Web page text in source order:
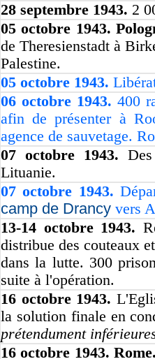
28 septembre 1943. 2
05 octobre 1943.
de Theresienstadt à
Palestine.
05 octobre 1943.
06 octobre 1943.400
afin de présenter à
agence de sauvetage.
07 octobre 1943.
Lituanie.
07 octobre 1943.
camp de Drancy vers
13-14 octobre 1943.
distribue des couteaux
dans la lutte. 300
suite à l'opération.
16 octobre 1943.
la solution finale en
prétendument
16 octobre 1943.